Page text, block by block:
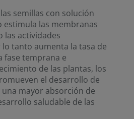
semillas con solución
estimula las membranas
las actividades
tanto aumenta la tasa de
fase temprana e
de las plantas, los
el desarrollo de
una mayor absorción de
saludable de las